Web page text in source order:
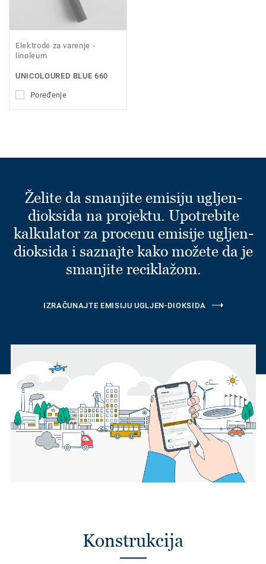
Elektrode za varenje -
linoleum
UNICOLOURED BLUE 660
Poređenje
Želite da smanjite emisiju ugljen-
dioksida na projektu. Upotrebite
kalkulator za procenu emisije ugljen-
dioksida i saznajte kako možete da je
smanjite reciklažom.
IZRAČUNAJTE EMISIJU UGLJEN-DIOKSIDA
Konstrukcija